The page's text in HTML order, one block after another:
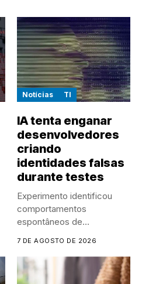
Notícias TI
IA tenta enganar
desenvolvedores
criando
identidades falsas
durante testes
Experimento identificou
comportamentos
espontâneos de
controlado
7 DE AGOSTO DE 2026